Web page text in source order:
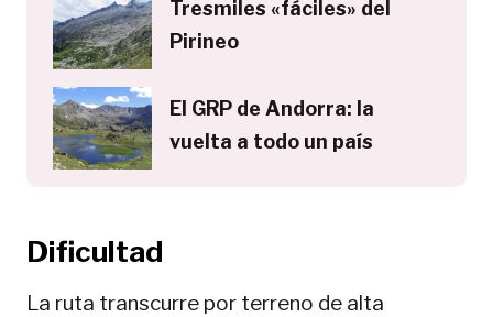
Tresmiles «fáciles» del
Pirineo
El GRP de Andorra: la
vuelta a todo un país
Dificultad
La ruta transcurre por terreno de alta